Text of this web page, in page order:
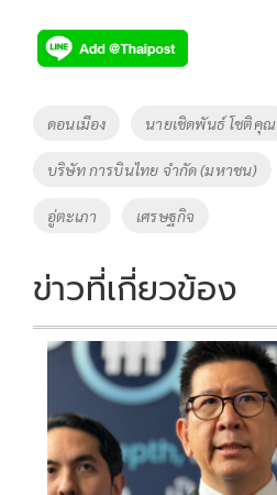
e
b
o
o
k
tt
er
p
y
Li
n
k
Tags
ดอนเมือง นายเชิดพันธ์ โชติคุณ
บริษัท การบินไทย จำกัด (มหาชน)
อู่ตะเภา เศรษฐกิจ
ข่าวที่เกี่ยวข้อง